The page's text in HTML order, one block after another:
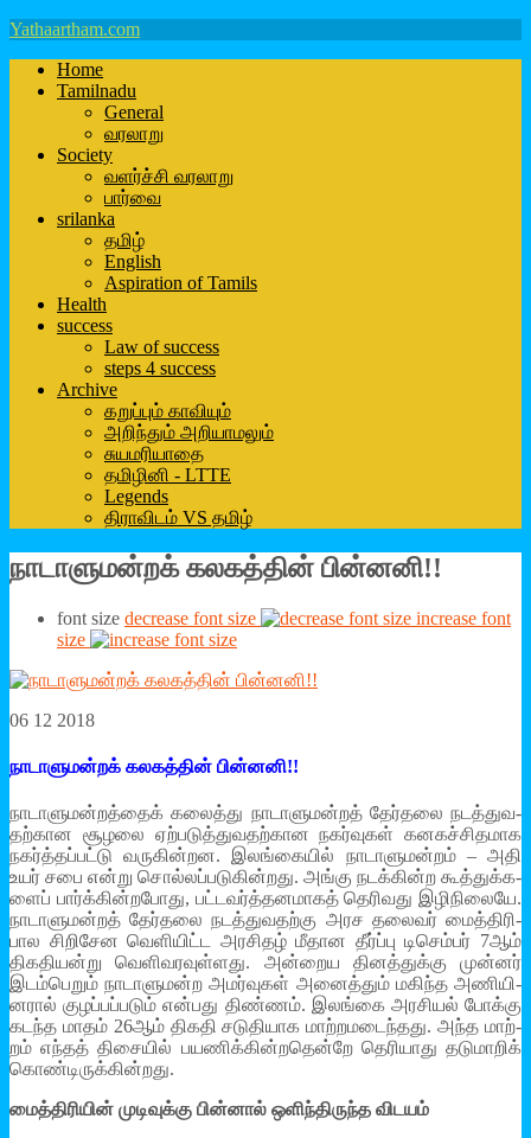
Yathaartham.com
Home
Tamilnadu
General
வரலாறு
Society
வளர்ச்சி வரலாறு
பார்வை
srilanka
தமிழ்
English
Aspiration of Tamils
Health
success
Law of success
steps 4 success
Archive
கறுப்பும் காவியும்
அறிந்தும் அறியாமலும்
சுயமரியாதை
தமிழினி - LTTE
Legends
திராவிடம் VS தமிழ்
நாடாளுமன்றக் கலகத்தின் பின்னனி!!
font size decrease font size
increase font
size
06 12 2018
நாடாளுமன்றக் கலகத்தின் பின்னனி!!
நாடா­ளு­மன்­றத்­தைக் கலைத்து நாடா­ளு­மன்­றத் தேர்­தலை நடத்­து­வ­
தற்­கான சூழலை ஏற்­ப­டுத்­து­வ­தற்­கான நகர்­வு­கள் கன­கச்­சி­த­மாக
நகர்த்­தப்­பட்டு வரு­கின்­றன. இலங்­கை­யில் நாடா­ளு­மன்­றம் – அதி
உயர் சபை என்று சொல்லப்­ப­டு­கின்­றது. அங்கு நடக்­கின்ற கூத்­துக்­க­
ளைப் பார்க்­கின்­ற­போது, பட்­ட­வர்த்­த­ன­மா­கத் தெரி­வது இழி­நி­லையே.
நாடா­ளு­மன்­றத் தேர்­தலை நடத்­து­வ­தற்கு அரச தலை­வர் மைத்­தி­ரி­
பால சிறி­சேன வெளி­யிட்ட அர­சி­தழ் மீதான தீர்ப்பு டிசெம்­பர் 7ஆம்
திக­தி­யன்று வெளி­வ­ர­வுள்­ளது. அன்­றைய தினத்­துக்கு முன்­னர்
இடம்­பெ­றும் நாடா­ளு­மன்ற அமர்­வு­கள் அனைத்­தும் மகிந்த அணி­யி­
ன­ரால் குழப்­பப்­ப­டும் என்­பது திண்­ணம். இலங்கை அர­சி­யல் போக்கு
கடந்த மாதம் 26ஆம் திகதி சடு­தி­யாக மாற்­ற­ம­டைந்­தது. அந்த மாற்­
றம் எந்­தத் திசை­யில் பய­ணிக்­கின்­ற­தென்றே தெரி­யாது தடு­மா­றிக்
கொண்­டி­ருக்­கின்­றது.
மைத்­தி­ரி­யின் முடி­வுக்­கு பின்­னால் ஒளிந்­தி­ருந்த விட­யம்